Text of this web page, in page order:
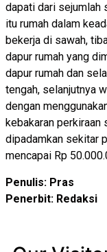
dapati dari sejumlah
itu rumah dalam
bekerja di sawah,
dapur rumah yang
dapur rumah dan
tengah, selanjutnya
dengan
kebakaran
dipadamkan sekitar
mencapai Rp
Penulis: Pras
Penerbit: Redaksi